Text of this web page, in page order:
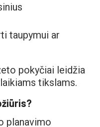
taupymui ar
pokyčiai leidžia
tikslams.
planavimo